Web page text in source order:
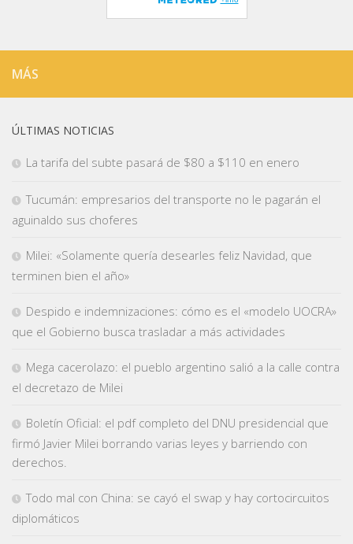
MÁS
ÚLTIMAS NOTICIAS
La tarifa del subte pasará de $80 a $110 en enero
Tucumán: empresarios del transporte no le pagarán el
aguinaldo sus choferes
Milei: «Solamente quería desearles feliz Navidad, que
terminen bien el año»
Despido e indemnizaciones: cómo es el «modelo UOCRA»
que el Gobierno busca trasladar a más actividades
Mega cacerolazo: el pueblo argentino salió a la calle contra
el decretazo de Milei
Boletín Oficial: el pdf completo del DNU presidencial que
firmó Javier Milei borrando varias leyes y barriendo con
derechos.
Todo mal con China: se cayó el swap y hay cortocircuitos
diplomáticos